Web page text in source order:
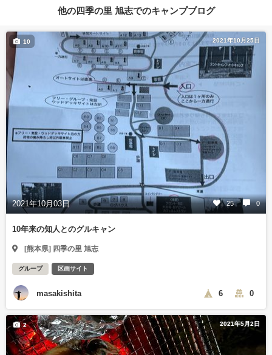
他の四季の里 旭志でのキャンプブログ
2021年10月25日
2021年10月03日 25 0
10
10年来の知人とのグルキャン
[熊本県] 四季の里 旭志
グループ 区画サイト
masakishita 6 0
2021年5月2日
2